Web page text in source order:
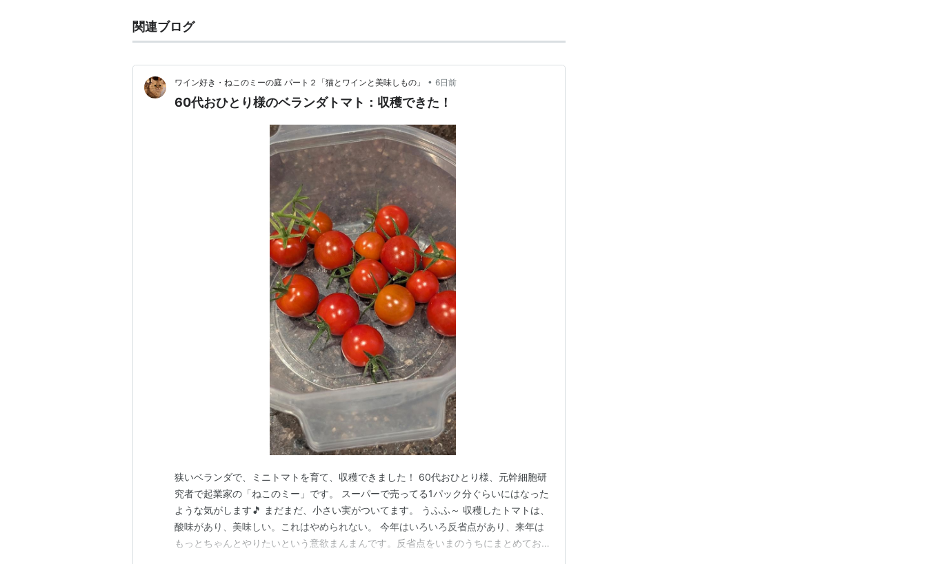
地栽培、こもれび栽培
関連ブログ
ワイン好き・ねこのミーの庭 パート２「猫とワインと美味しもの」 • 6日前
60代おひとり様のベランダトマト：収穫できた！
狭いベランダで、ミニトマトを育て、収穫できました！ 60代おひとり様、元幹細胞研
究者で起業家の「ねこのミー」です。 スーパーで売ってる1パック分ぐらいにはなった
ような気がします🎵 まだまだ、小さい実がついてます。 うふふ～ 収穫したトマトは、
酸味があり、美味しい。これはやめられない。 今年はいろいろ反省点があり、来年は
もっとちゃんとやりたいという意欲まんまんです。反省点をいまのうちにまとめておこ